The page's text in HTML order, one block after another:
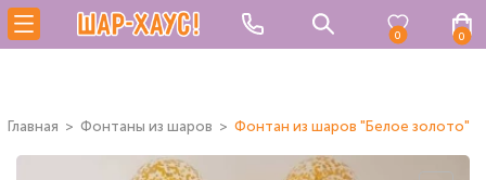
0 0
Главная Фонтаны из шаров Фонтан из шаров "Белое золото"